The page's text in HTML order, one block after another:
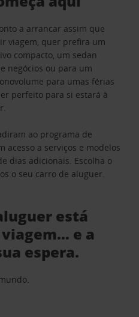
a arrancar assim que
viagem, quer prefira um
compacto, um sedan
negócios ou para um
para umas férias
perfeito para si estará à
ao programa de
acesso a serviços e modelos
dias adicionais. Escolha o
o seu carro de aluguer.
está
e a
espera.